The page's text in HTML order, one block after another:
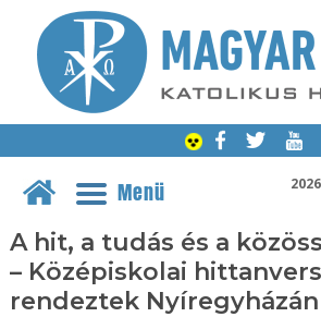
Menü
A hit, a tudás és a
– Középiskolai
rendeztek Nyíregyházán